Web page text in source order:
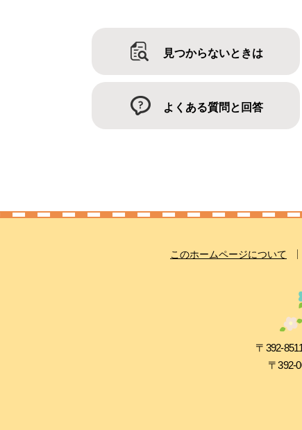
見つからないときは
よくある質問と回答
このホームページについて
〒392-
〒392-